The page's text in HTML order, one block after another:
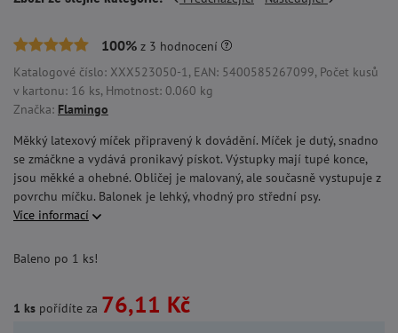
100% z 3 hodnocení
Katalogové číslo: XXX523050-1, EAN: 5400585267099, Počet kusů
v kartonu: 16 ks, Hmotnost: 0.060 kg
Značka: Flamingo
Měkký latexový míček připravený k dovádění. Míček je dutý, snadno
se zmáčkne a vydává pronikavý pískot. Výstupky mají tupé konce,
jsou měkké a ohebné. Obličej je malovaný, ale současně vystupuje z
povrchu míčku. Balonek je lehký, vhodný pro střední psy.
Více informací
Baleno po 1 ks!
1 ks pořídíte za 76,11 Kč